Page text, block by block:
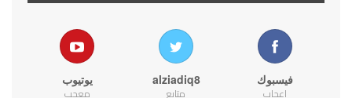
فيسبوك
اعجاب
alziadiq8
متابع
يوتيوب
معجب